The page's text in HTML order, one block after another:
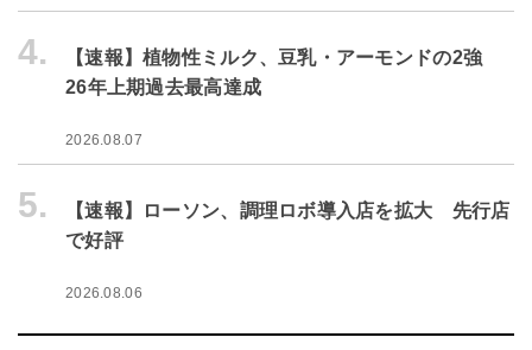
4.
【速報】植物性ミルク、豆乳・アーモンドの2強
26年上期過去最高達成
2026.08.07
5.
【速報】ローソン、調理ロボ導入店を拡大 先行店
で好評
2026.08.06